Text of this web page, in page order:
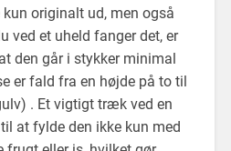
originalt ud, men også
ved et uheld fanger det, er
den går i stykker minimal
er fald fra en højde på to til
. Et vigtigt træk ved en
at fylde den ikke kun med